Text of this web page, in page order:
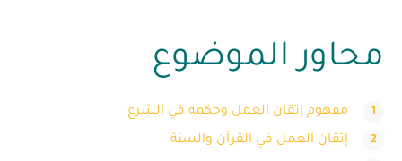
محاور الموضوع
مفهوم إتقان العمل وحكمه في الشرع
إتقان العمل في القرآن والسنة